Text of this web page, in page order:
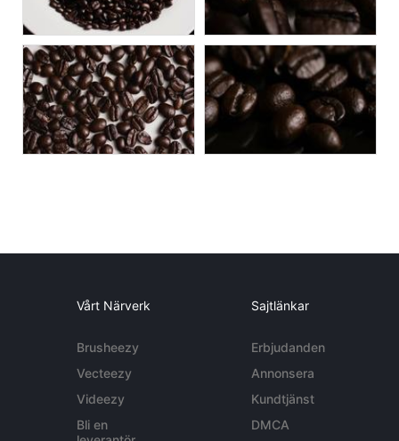
Vårt Närverk
Brusheezy
Vecteezy
Videezy
Bli en
Sajtlänkar
Erbjudanden
Annonsera
Kundtjänst
DMCA